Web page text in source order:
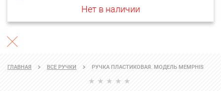
Нет в наличии
ГЛАВНАЯ ВСЕ РУЧКИ РУЧКА ПЛАСТИКОВАЯ. МОДЕЛЬ MEMPHIS